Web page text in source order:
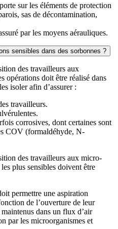
sur les éléments de protection
sas de décontamination,
par les moyens aérauliques.
sensibles dans des sorbonnes ?
des travailleurs aux
opérations doit être réalisé dans
isoler afin d’assurer :
travailleurs.
corrosives, dont certaines sont
COV (formaldéhyde, N-
des travailleurs aux micro-
plus sensibles doivent être
permettre une aspiration
de l’ouverture de leur
dans un flux d’air
par les microorganismes et